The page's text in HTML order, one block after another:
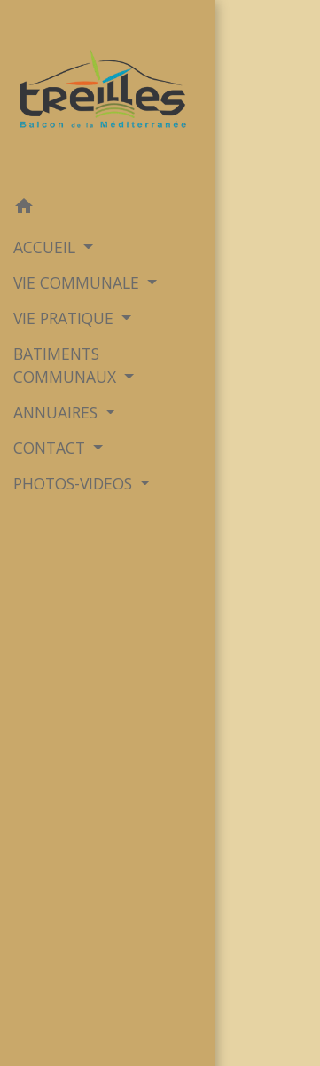
home
ACCUEIL
VIE COMMUNALE
VIE PRATIQUE
BATIMENTS
COMMUNAUX
ANNUAIRES
CONTACT
PHOTOS-VIDEOS